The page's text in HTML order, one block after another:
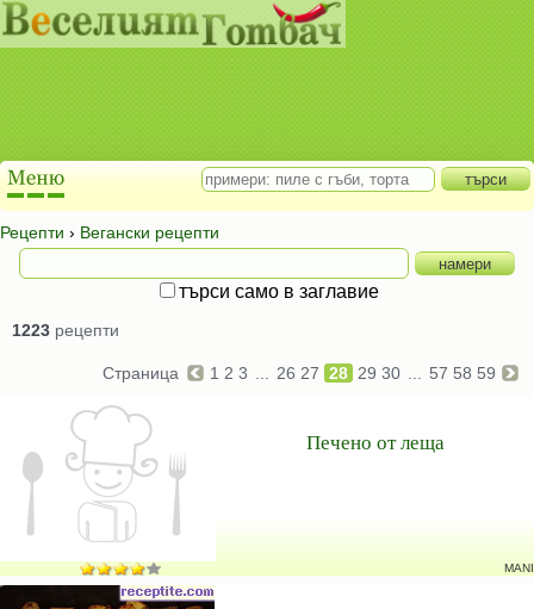
Рецепти › Вегански рецепти
търси само в заглавие
1223 рецепти
Страница 1 2 3 26 27 28 29 30 57 58 59
Печено от леща
MANI